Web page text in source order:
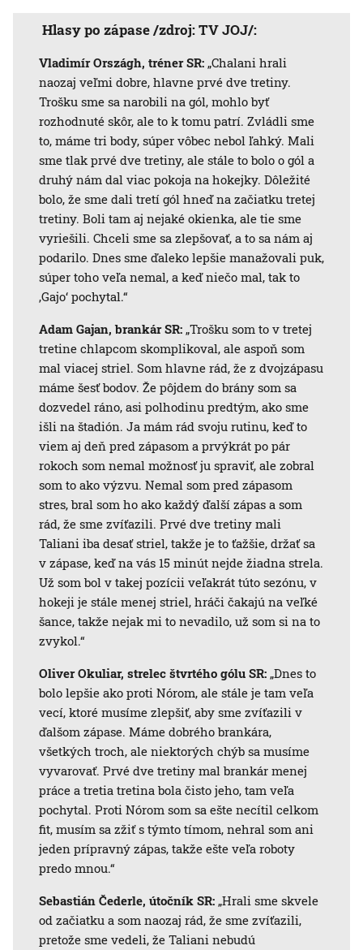
Hlasy po zápase /zdroj: TV JOJ/:
Vladimír Országh, tréner SR: „Chalani hrali
naozaj veľmi dobre, hlavne prvé dve tretiny.
Trošku sme sa narobili na gól, mohlo byť
rozhodnuté skôr, ale to k tomu patrí. Zvládli sme
to, máme tri body, súper vôbec nebol ľahký. Mali
sme tlak prvé dve tretiny, ale stále to bolo o gól a
druhý nám dal viac pokoja na hokejky. Dôležité
bolo, že sme dali tretí gól hneď na začiatku tretej
tretiny. Boli tam aj nejaké okienka, ale tie sme
vyriešili. Chceli sme sa zlepšovať, a to sa nám aj
podarilo. Dnes sme ďaleko lepšie manažovali puk,
súper toho veľa nemal, a keď niečo mal, tak to
‚Gajo‘ pochytal.“
Adam Gajan, brankár SR: „Trošku som to v tretej
tretine chlapcom skomplikoval, ale aspoň som
mal viacej striel. Som hlavne rád, že z dvojzápasu
máme šesť bodov. Že pôjdem do brány som sa
dozvedel ráno, asi polhodinu predtým, ako sme
išli na štadión. Ja mám rád svoju rutinu, keď to
viem aj deň pred zápasom a prvýkrát po pár
rokoch som nemal možnosť ju spraviť, ale zobral
som to ako výzvu. Nemal som pred zápasom
stres, bral som ho ako každý ďalší zápas a som
rád, že sme zvíťazili. Prvé dve tretiny mali
Taliani iba desať striel, takže je to ťažšie, držať sa
v zápase, keď na vás 15 minút nejde žiadna strela.
Už som bol v takej pozícii veľakrát túto sezónu, v
hokeji je stále menej striel, hráči čakajú na veľké
šance, takže nejak mi to nevadilo, už som si na to
zvykol.“
Oliver Okuliar, strelec štvrtého gólu SR: „Dnes to
bolo lepšie ako proti Nórom, ale stále je tam veľa
vecí, ktoré musíme zlepšiť, aby sme zvíťazili v
ďalšom zápase. Máme dobrého brankára,
všetkých troch, ale niektorých chýb sa musíme
vyvarovať. Prvé dve tretiny mal brankár menej
práce a tretia tretina bola čisto jeho, tam veľa
pochytal. Proti Nórom som sa ešte necítil celkom
fit, musím sa zžiť s týmto tímom, nehral som ani
jeden prípravný zápas, takže ešte veľa roboty
predo mnou.“
Sebastián Čederle, útočník SR: „Hrali sme skvele
od začiatku a som naozaj rád, že sme zvíťazili,
pretože sme vedeli, že Taliani nebudú